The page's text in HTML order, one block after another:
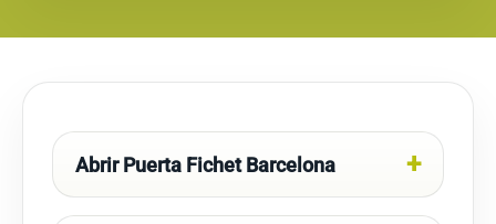
Abrir Puerta Fichet Barcelona